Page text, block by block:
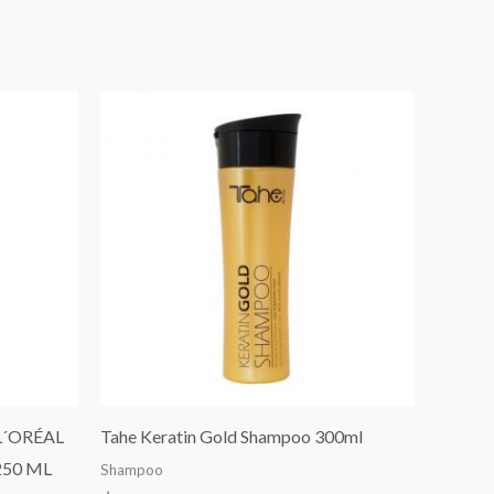
ML
Tahe Keratin Gold Shampoo 300ml
Shampoo